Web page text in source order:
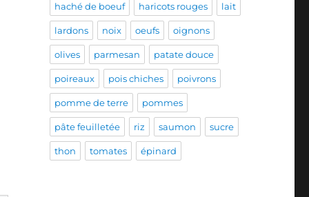
haché de boeuf haricots rouges lait
lardons noix oeufs oignons
olives parmesan patate douce
poireaux pois chiches poivrons
pomme de terre pommes
pâte feuilletée riz saumon sucre
thon tomates épinard